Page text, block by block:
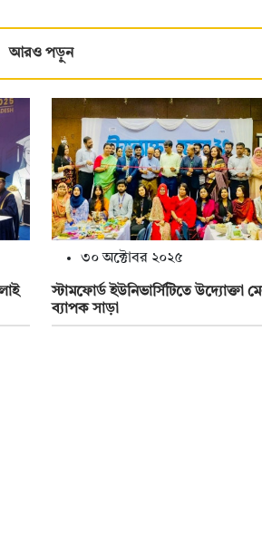
আরও পড়ুন
৩০ অক্টোবর ২০২৫
স্টামফোর্ড ইউনিভার্সিটিতে উদ্যোক্তা
ব্যাপক সাড়া